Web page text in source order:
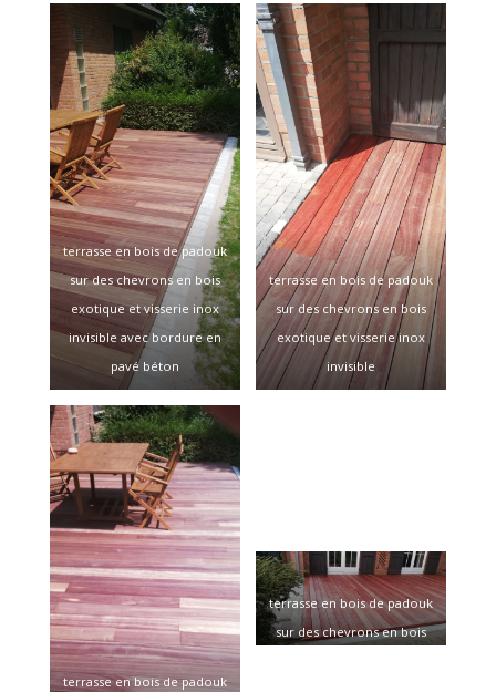
terrasse en bois de padouk
sur des chevrons en bois
exotique et visserie inox
invisible avec bordure en
pavé béton
terrasse en bois de padouk
sur des chevrons en bois
exotique et visserie inox
invisible
terrasse en bois de padouk
terrasse en bois de padouk
sur des chevrons en bois